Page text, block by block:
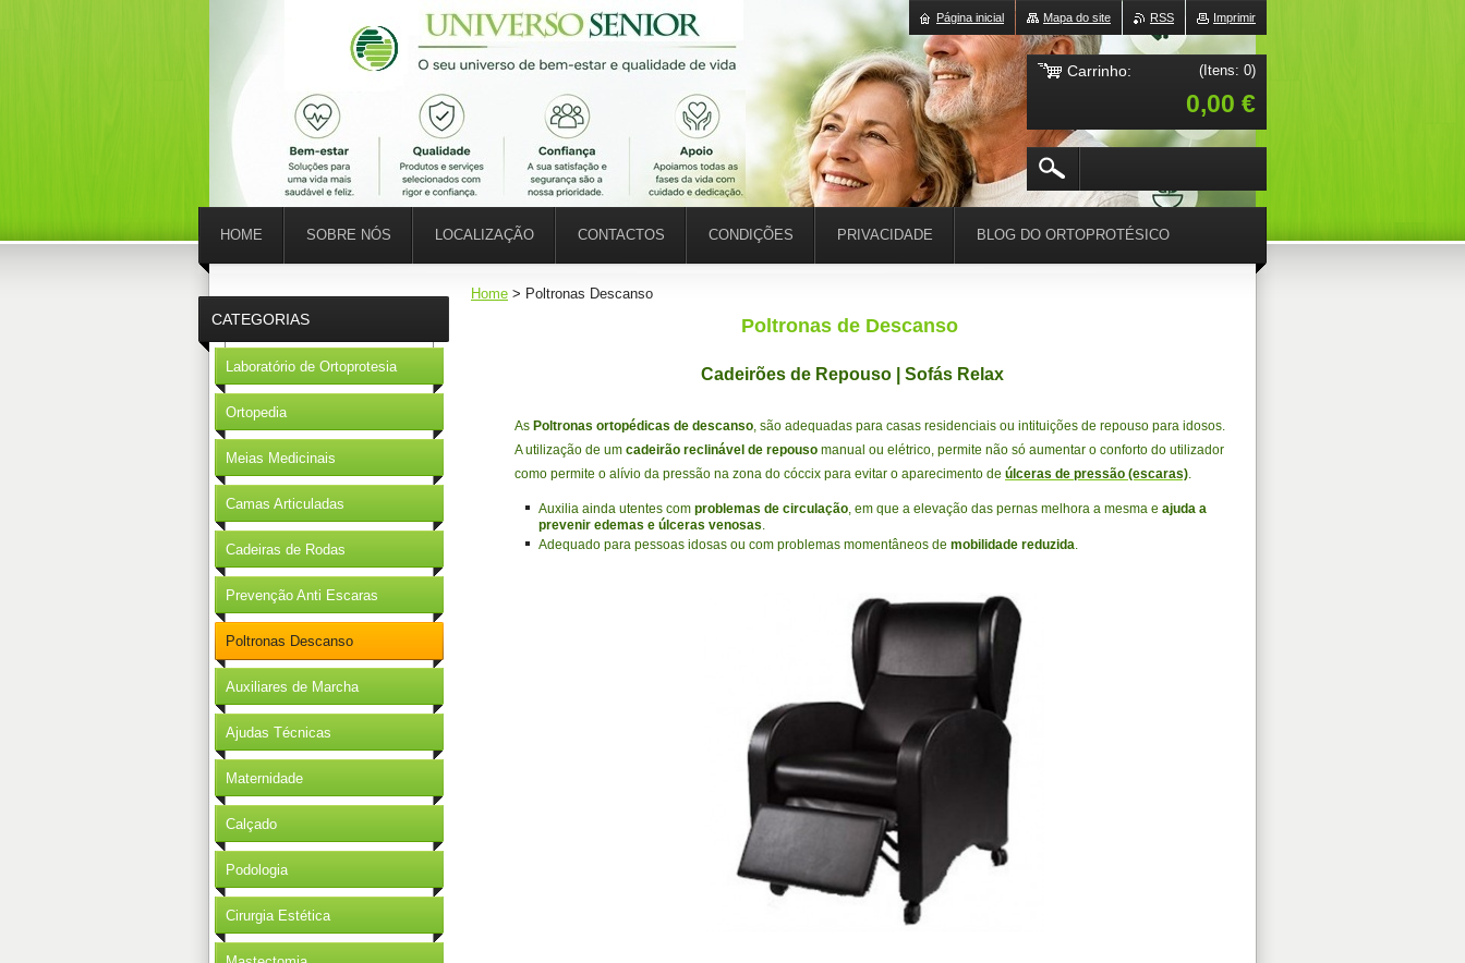
Home > Poltronas Descanso
Poltronas de Descanso
Cadeirões de Repouso | Sofás Relax
As Poltronas ortopédicas de descanso, são adequadas para casas residenciais ou intituições de repouso para idosos.
A utilização de um cadeirão reclinável de repouso manual ou elétrico, permite não só aumentar o conforto do utilizador
como permite o alívio da pressão na zona do cóccix para evitar o aparecimento de úlceras de pressão (escaras).
Auxilia ainda utentes com problemas de circulação, em que a elevação das pernas melhora a mesma e ajuda a
prevenir edemas e úlceras venosas.
Adequado para pessoas idosas ou com problemas momentâneos de mobilidade reduzida.
CATEGORIAS
Laboratório de Ortoprotesia
Ortopedia
Meias Medicinais
Camas Articuladas
Cadeiras de Rodas
Prevenção Anti Escaras
Poltronas Descanso
Auxiliares de Marcha
Ajudas Técnicas
Maternidade
Calçado
Podologia
Cirurgia Estética
HOME SOBRE NÓS LOCALIZAÇÃO CONTACTOS CONDIÇÕES PRIVACIDADE BLOG DO ORTOPROTÉSICO
Imprimir
RSS
Mapa do site
Página inicial
Carrinho: (Itens: 0)
0,00 €